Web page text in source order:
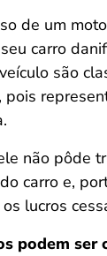
de um
carro
são
não pôde
carro e,
lucros
podem ser